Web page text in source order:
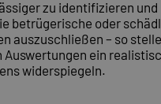
zu identifizieren und
betrügerische oder
auszuschließen – so
ein
widerspiegeln.